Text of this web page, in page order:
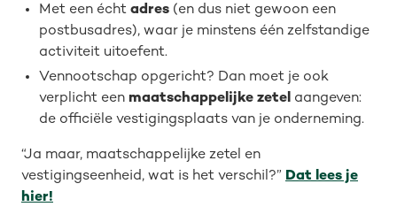
Met een écht adres (en dus niet gewoon een
postbusadres), waar je minstens één zelfstandige
activiteit uitoefent.
Vennootschap opgericht? Dan moet je ook
verplicht een maatschappelijke zetel aangeven:
de officiële vestigingsplaats van je onderneming.
“Ja maar, maatschappelijke zetel en
vestigingseenheid, wat is het verschil?” Dat lees je
hier!